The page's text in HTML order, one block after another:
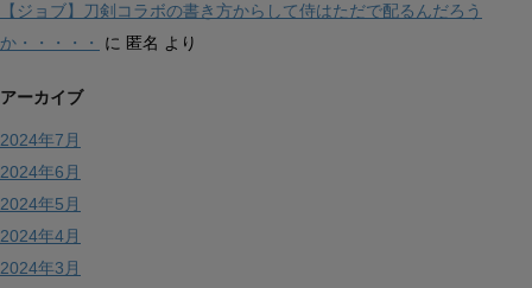
【ジョブ】刀剣コラボの書き方からして侍はただで配るんだろう
か・・・・・
に 匿名 より
アーカイブ
2024年7月
2024年6月
2024年5月
2024年4月
2024年3月